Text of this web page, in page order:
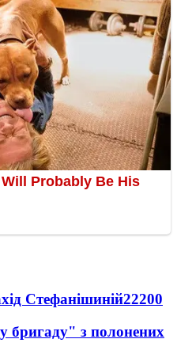
Стефанішиній22200
бригаду" з полонених